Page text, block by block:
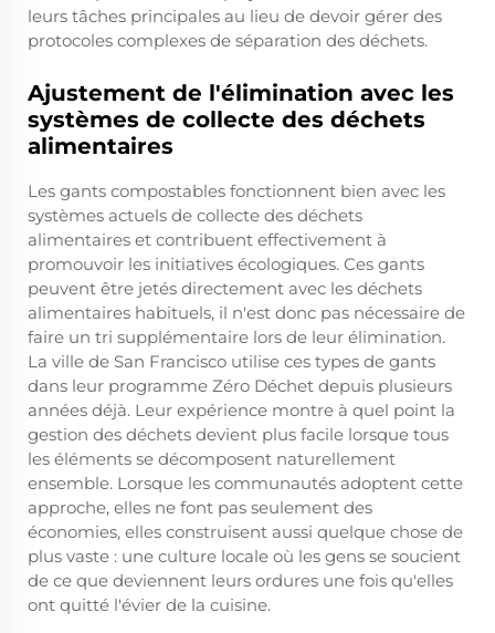
leurs tâches principales au lieu de devoir gérer des
protocoles complexes de séparation des déchets.
Ajustement de l'élimination avec les
systèmes de collecte des déchets
alimentaires
Les gants compostables fonctionnent bien avec les
systèmes actuels de collecte des déchets
alimentaires et contribuent effectivement à
promouvoir les initiatives écologiques. Ces gants
peuvent être jetés directement avec les déchets
alimentaires habituels, il n'est donc pas nécessaire de
faire un tri supplémentaire lors de leur élimination.
La ville de San Francisco utilise ces types de gants
dans leur programme Zéro Déchet depuis plusieurs
années déjà. Leur expérience montre à quel point la
gestion des déchets devient plus facile lorsque tous
les éléments se décomposent naturellement
ensemble. Lorsque les communautés adoptent cette
approche, elles ne font pas seulement des
économies, elles construisent aussi quelque chose de
plus vaste : une culture locale où les gens se soucient
de ce que deviennent leurs ordures une fois qu'elles
ont quitté l'évier de la cuisine.